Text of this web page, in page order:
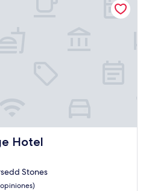
Hotel
Stones